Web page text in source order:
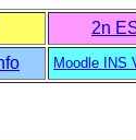
2n
Moodle INS